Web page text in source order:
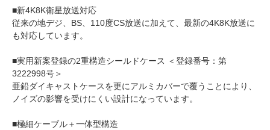
■新4K8K衛星放送対応
従来の地デジ、BS、110度CS放送に加えて、最新の4K8K放送に
も対応しています。
■実用新案登録の2重構造シールドケース ＜登録番号：第
3222998号＞
亜鉛ダイキャストケースを更にアルミカバーで覆うことにより、
ノイズの影響を受けにくい設計になっています。
■極細ケーブル＋一体型構造